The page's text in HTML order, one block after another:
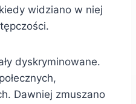
widziano w niej
dyskryminowane.
Dawniej zmuszano